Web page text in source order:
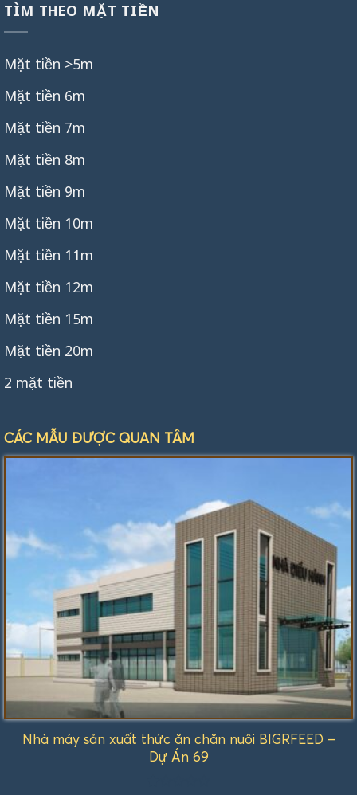
TÌM THEO MẶT TIỀN
Mặt tiền >5m
Mặt tiền 6m
Mặt tiền 7m
Mặt tiền 8m
Mặt tiền 9m
Mặt tiền 10m
Mặt tiền 11m
Mặt tiền 12m
Mặt tiền 15m
Mặt tiền 20m
2 mặt tiền
CÁC MẪU ĐƯỢC QUAN TÂM
Nhà máy sản xuất thức ăn chăn nuôi BIGRFEED –
Dự Án 69